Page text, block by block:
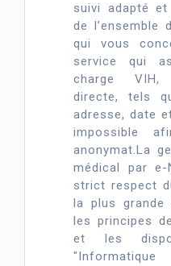
suivi adapté
de l’ensemble
qui vous
service qui
charge VIH,
directe, tels
adresse, date
impossible
anonymat.La
médical par
strict respect
la plus grande
les principes
et les